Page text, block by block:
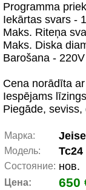
Programma
Iekārtas svars -
Maks. Riteņa
Maks. Diska
Barošana - 220V
Cena norādīta
Iespējams
Piegāde, seviss,
Марка:
Модель: Tc24
Состояние: нов.
Цена: 650